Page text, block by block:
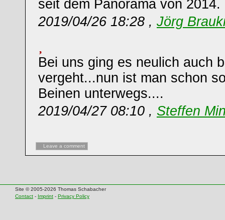
seit dem Panorama von 2014.
2019/04/26 18:28 , Jörg
Bei uns ging es neulich auch
vergeht...nun ist man schon
Beinen unterwegs....
2019/04/27 08:10 , Steffen
Leave a comment
Site © 2005-2026 Thomas Schabacher
Contact - Imprint - Privacy Policy